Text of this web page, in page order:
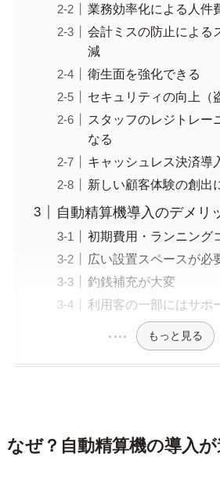
業務効率化による人件
会計ミスの防止による
減
衛生面を強化できる
セキュリティの向上（
スタッフのレジトレー
なる
キャッシュレス決済導
新しい顧客体験の創出
自動精算機導入のデメリ
初期費用・ランニング
広い設置スペースが必
釣銭補充が大変
利用客の一部にはサポ
もっと見る
なぜ？自動精算機の導入